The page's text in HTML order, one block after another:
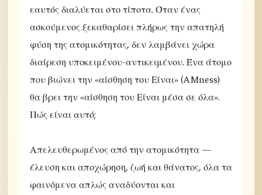
εαυτός διαλύεται στο τίποτα. Όταν ένας
ασκούμενος ξεκαθαρίσει πλήρως την απατηλή
φύση της ατομικότητας, δεν λαμβάνει χώρα
διαίρεση υποκειμένου-αντικειμένου. Ένα άτομο
που βιώνει την «αίσθηση του Είναι» (AMness)
θα βρει την «αίσθηση του Είναι μέσα σε όλα».
Πώς είναι αυτό;
Απελευθερωμένος από την ατομικότητα —
έλευση και αποχώρηση, ζωή και θάνατος, όλα τα
φαινόμενα απλώς αναδύονται και